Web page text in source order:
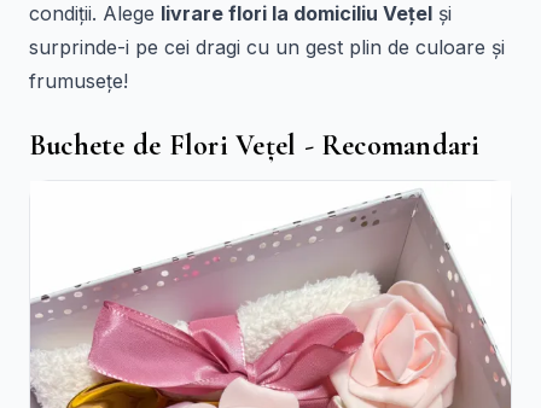
condiții. Alege livrare flori la domiciliu Vețel și
surprinde-i pe cei dragi cu un gest plin de culoare și
frumusețe!
Buchete de Flori Vețel - Recomandari